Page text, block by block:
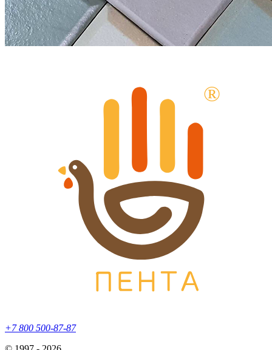
+7 800 500-87-87